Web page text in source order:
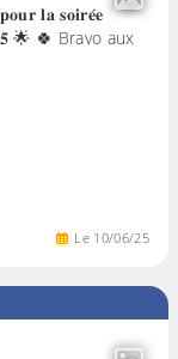
𝐥𝐚 𝐬𝐨𝐢𝐫𝐞́𝐞
🌟 🍀 Bravo aux
Le 10/06/25